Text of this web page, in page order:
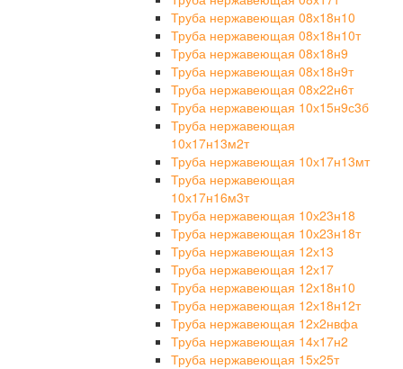
Труба нержавеющая 08х18н10
Труба нержавеющая 08х18н10т
Труба нержавеющая 08х18н9
Труба нержавеющая 08х18н9т
Труба нержавеющая 08х22н6т
Труба нержавеющая 10х15н9с3б
Труба нержавеющая
10х17н13м2т
Труба нержавеющая 10х17н13мт
Труба нержавеющая
10х17н16м3т
Труба нержавеющая 10х23н18
Труба нержавеющая 10х23н18т
Труба нержавеющая 12х13
Труба нержавеющая 12х17
Труба нержавеющая 12х18н10
Труба нержавеющая 12х18н12т
Труба нержавеющая 12х2нвфа
Труба нержавеющая 14х17н2
Труба нержавеющая 15х25т